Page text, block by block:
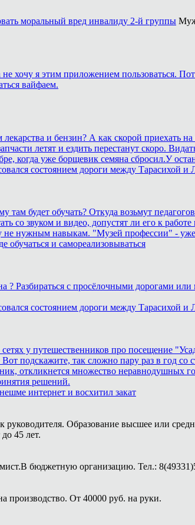
моральный вред инвалиду 2-й группы
хочу я этим приложением пользоваться.
вайфаем.
лекарства и бензин? А как скорой
летят и ездить перестанут скоро.
когда уже борщевик семяна сбросил.У
состоянием дороги между Тарасихой и
там будет обучать? Откуда возьмут
со звуком и видео, допустят ли его к
не нужным навыкам. "Музей профессии" -
обучаться и самореализовываться
? Разбираться с просёлочными дорогами
состоянием дороги между Тарасихой и
у путешественников про посещение
подскажите, так сложно пару раз в год со
откликнется множество неравнодушных
решений.
интернет и восхитил закат
руководителя. Образование высшее или
45 лет.
бюджетную организацию. Тел.:
производство. От 40000 руб. на руки.